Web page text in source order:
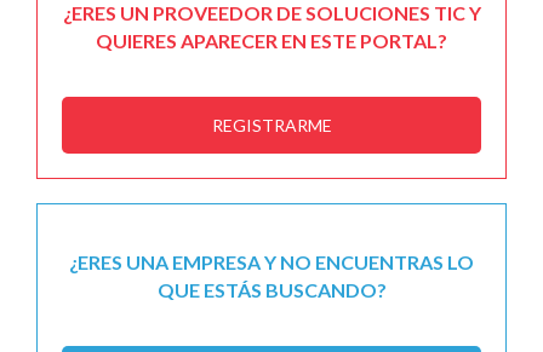
¿ERES UN PROVEEDOR DE SOLUCIONES TIC Y
QUIERES APARECER EN ESTE PORTAL?
REGISTRARME
¿ERES UNA EMPRESA Y NO ENCUENTRAS LO
QUE ESTÁS BUSCANDO?